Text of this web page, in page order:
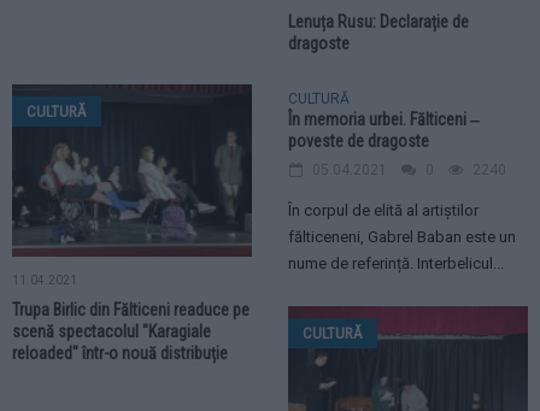
Lenuța Rusu: Declarație de
dragoste
CULTURĂ
11.04.2021
Trupa Birlic din Fălticeni readuce pe
scenă spectacolul "Karagiale
reloaded" într-o nouă distribuție
CULTURĂ
În memoria urbei. Fălticeni ‒
poveste de dragoste
05.04.2021 0 2240
În corpul de elită al artiștilor
fălticeneni, Gabrel Baban este un
nume de referință. Interbelicul...
CULTURĂ